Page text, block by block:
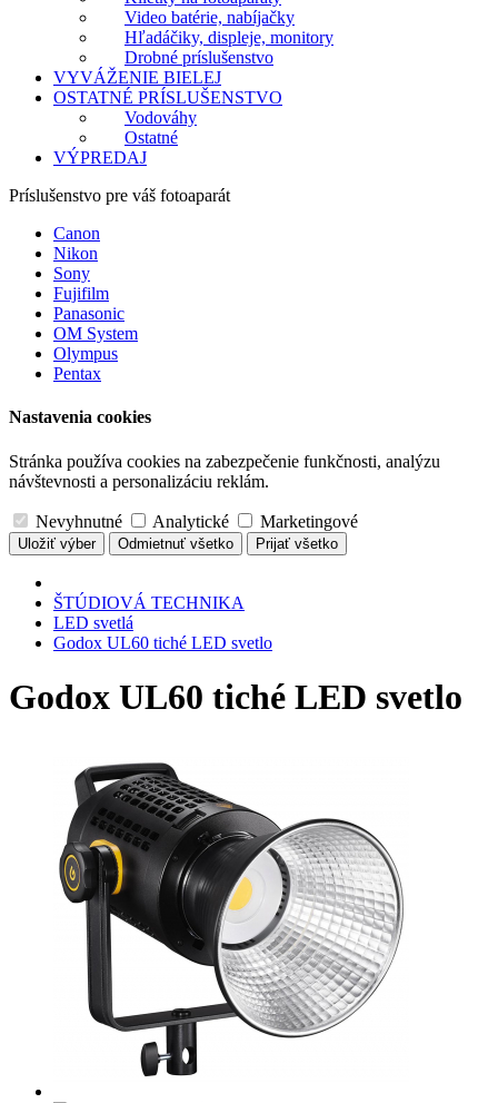
Video batérie, nabíjačky
Hľadáčiky, displeje, monitory
Drobné príslušenstvo
VYVÁŽENIE BIELEJ
OSTATNÉ PRÍSLUŠENSTVO
Vodováhy
Ostatné
VÝPREDAJ
Príslušenstvo pre váš fotoaparát
Canon
Nikon
Sony
Fujifilm
Panasonic
OM System
Olympus
Pentax
Nastavenia cookies
Stránka používa cookies na zabezpečenie funkčnosti, analýzu
návštevnosti a personalizáciu reklám.
Nevyhnutné Analytické Marketingové
Uložiť výber Odmietnuť všetko Prijať všetko
ŠTÚDIOVÁ TECHNIKA
LED svetlá
Godox UL60 tiché LED svetlo
Godox UL60 tiché LED svetlo